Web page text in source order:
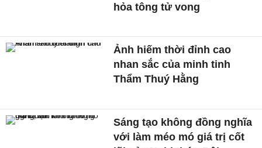
hỏa tông tử vong
Ảnh hiếm thời đỉnh cao
nhan sắc của minh tinh
Thẩm Thuý Hằng
Sáng tạo không đồng nghĩa
với làm méo mó giá trị cốt